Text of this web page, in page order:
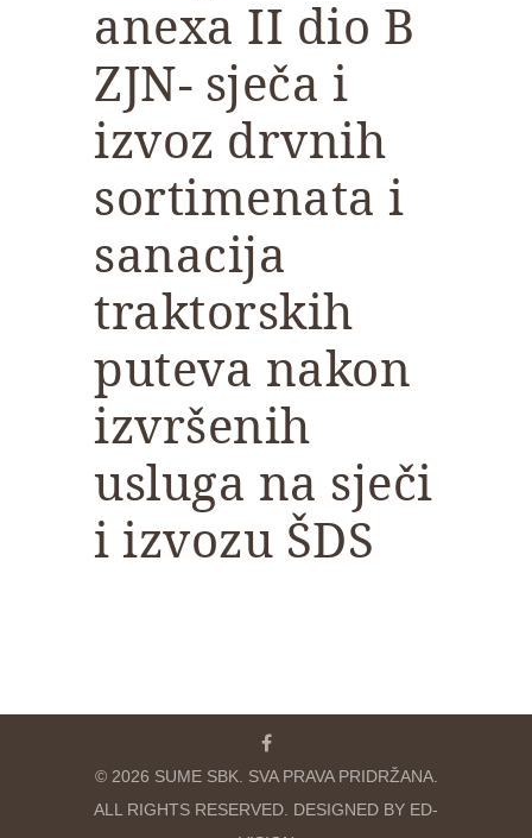
anexa II dio B
ZJN- sječa i
izvoz drvnih
sortimenata i
sanacija
traktorskih
puteva nakon
izvršenih
usluga na sječi
i izvozu ŠDS
© 2026 SUME SBK. SVA PRAVA PRIDRŽANA.
ALL RIGHTS RESERVED. DESIGNED BY ED-